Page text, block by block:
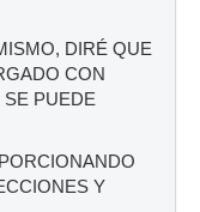
DIRÉ QUE
CON
PUEDE
Y